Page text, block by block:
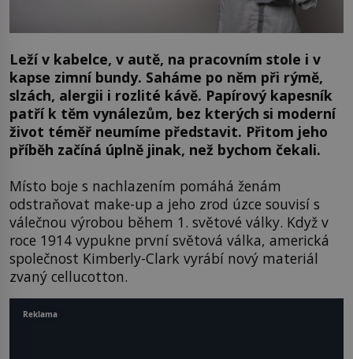
Leží v kabelce, v autě, na pracovním stole i v
kapse zimní bundy. Saháme po něm při rýmě,
slzách, alergii i rozlité kávě. Papírový kapesník
patří k těm vynálezům, bez kterých si moderní
život téměř neumíme představit. Přitom jeho
příběh začíná úplně jinak, než bychom čekali.
Místo boje s nachlazením pomáhá ženám
odstraňovat make-up a jeho zrod úzce souvisí s
válečnou výrobou během 1. světové války. Když v
roce 1914 vypukne první světová válka, americká
společnost Kimberly-Clark vyrábí nový materiál
zvaný cellucotton.
Reklama